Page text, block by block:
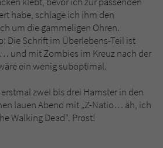
habe, schlage ich ihm den
um die gammeligen Ohren.
Die Schrift im Überlebens-Teil ist
und mit Zombies im Kreuz nach der
ein wenig suboptimal.
zwei bis drei Hamster in den
lauen Abend mit „Z-Natio… äh, ich
Walking Dead“. Prost!